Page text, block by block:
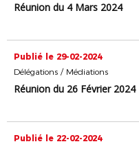
Réunion du 4 Mars 2024
Publié le 29-02-2024
Délégations / Médiations
Réunion du 26 Février 2024
Publié le 22-02-2024